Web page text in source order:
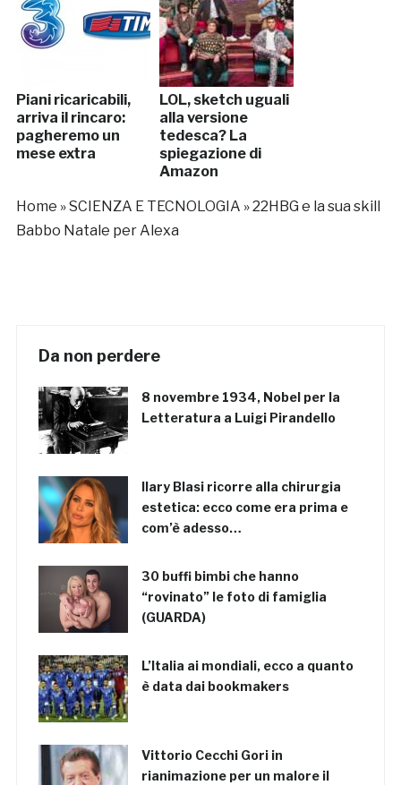
Piani ricaricabili,
arriva il rincaro:
pagheremo un
mese extra
LOL, sketch uguali
alla versione
tedesca? La
spiegazione di
Amazon
Home »SCIENZA E TECNOLOGIA »22HBG e la sua skill
Babbo Natale per Alexa
Da non perdere
8 novembre 1934, Nobel per la
Letteratura a Luigi Pirandello
Ilary Blasi ricorre alla chirurgia
estetica: ecco come era prima e
com’è adesso…
30 buffi bimbi che hanno
“rovinato” le foto di famiglia
(GUARDA)
L’Italia ai mondiali, ecco a quanto
è data dai bookmakers
Vittorio Cecchi Gori in
rianimazione per un malore il